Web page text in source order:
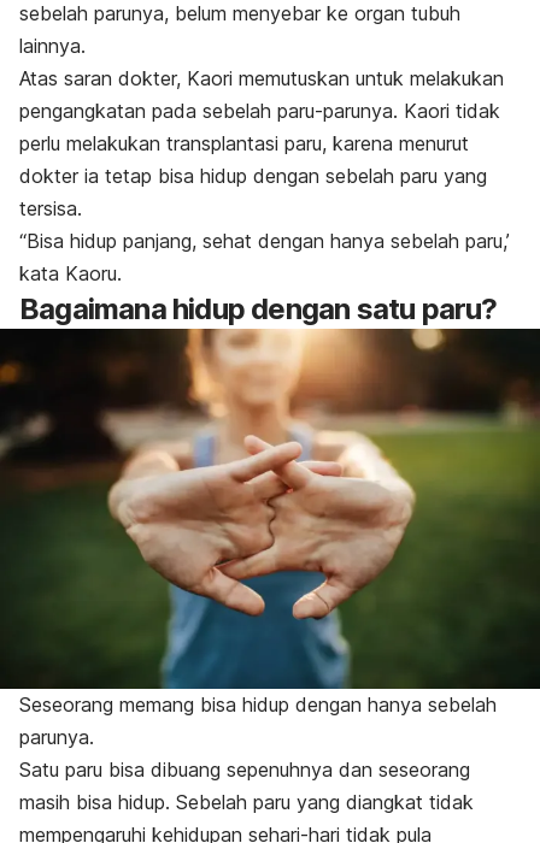
sebelah parunya, belum menyebar ke organ tubuh
lainnya.
Atas saran dokter, Kaori memutuskan untuk melakukan
pengangkatan pada sebelah paru-parunya. Kaori tidak
perlu melakukan transplantasi paru, karena menurut
dokter ia tetap bisa hidup dengan sebelah paru yang
tersisa.
“Bisa hidup panjang, sehat dengan hanya sebelah paru,’
kata Kaoru.
Bagaimana hidup dengan satu paru?
Seseorang memang bisa hidup dengan hanya sebelah
parunya.
Satu paru bisa dibuang sepenuhnya dan seseorang
masih bisa hidup. Sebelah paru yang diangkat tidak
mempengaruhi kehidupan sehari-hari tidak pula